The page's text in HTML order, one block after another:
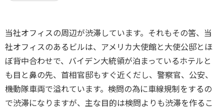
当社オフィスの周辺が渋滞しています。それもその筈、当
社オフィスのあるビルは、アメリカ大使館と大使公邸とほ
ぼ背中合わせで、バイデン大統領が泊まっているホテルと
も目と鼻の先、首相官邸もすぐ近くだし、警察官、公安、
機動隊車両で溢れています。検問の為に車線規制をするの
で渋滞になりますが、主な目的は検問よりも渋滞を作るこ